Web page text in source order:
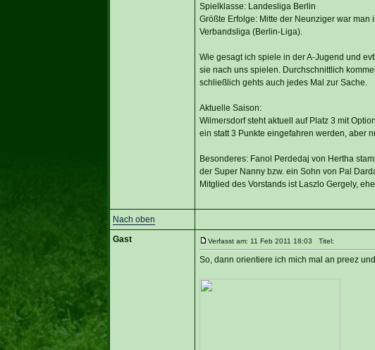
Spielklasse: Landesliga Berlin
Größte Erfolge: Mitte der Neunziger war
Verbandsliga (Berlin-Liga).
Wie gesagt ich spiele in der A-Jugend und
sie nach uns spielen. Durchschnittlich
schließlich gehts auch jedes Mal zur Sache.
Aktuelle Saison:
Wilmersdorf steht aktuell auf Platz 3 mit
ein statt 3 Punkte eingefahren werden, aber
Besonderes: Fanol Perdedaj von Hertha
der Super Nanny bzw. ein Sohn von Pal
Mitglied des Vorstands ist Laszlo Gergely,
Nach oben
Gast
Verfasst am: 11 Feb 2011 18:03 Titel:
So, dann orientiere ich mich mal an preez